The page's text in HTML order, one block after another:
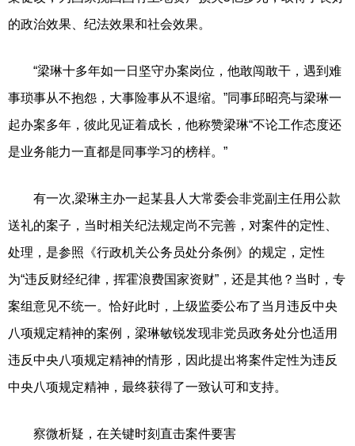
的政治效果、纪法效果和社会效果。
“梁琳十多年如一日坚守办案岗位，他敢闯敢干，遇到难
事琐事从不抱怨，大事险事从不退缩。”同事邱昭亮与梁琳一
起办案多年，彼此见证着成长，他称赞梁琳“不论工作态度还
是业务能力一直都是同事学习的榜样。”
有一次,梁琳主办一起某县人大常委会非党副主任用公款
送礼的案子，当时相关纪法规定尚不完善，对案件的定性、
处理，是参照《行政机关公务员处分条例》的规定，定性
为“违反财经纪律，挥霍浪费国家资财”，还是其他？当时，专
案组意见不统一。恰好此时，上级监委公布了当月违反中央
八项规定精神的案例，梁琳敏锐发现非党员政务处分也适用
违反中央八项规定精神的情形，因此提出将案件定性为违反
中央八项规定精神，最终获得了一致认可和支持。
察微析疑，在关键时刻直击案件要害